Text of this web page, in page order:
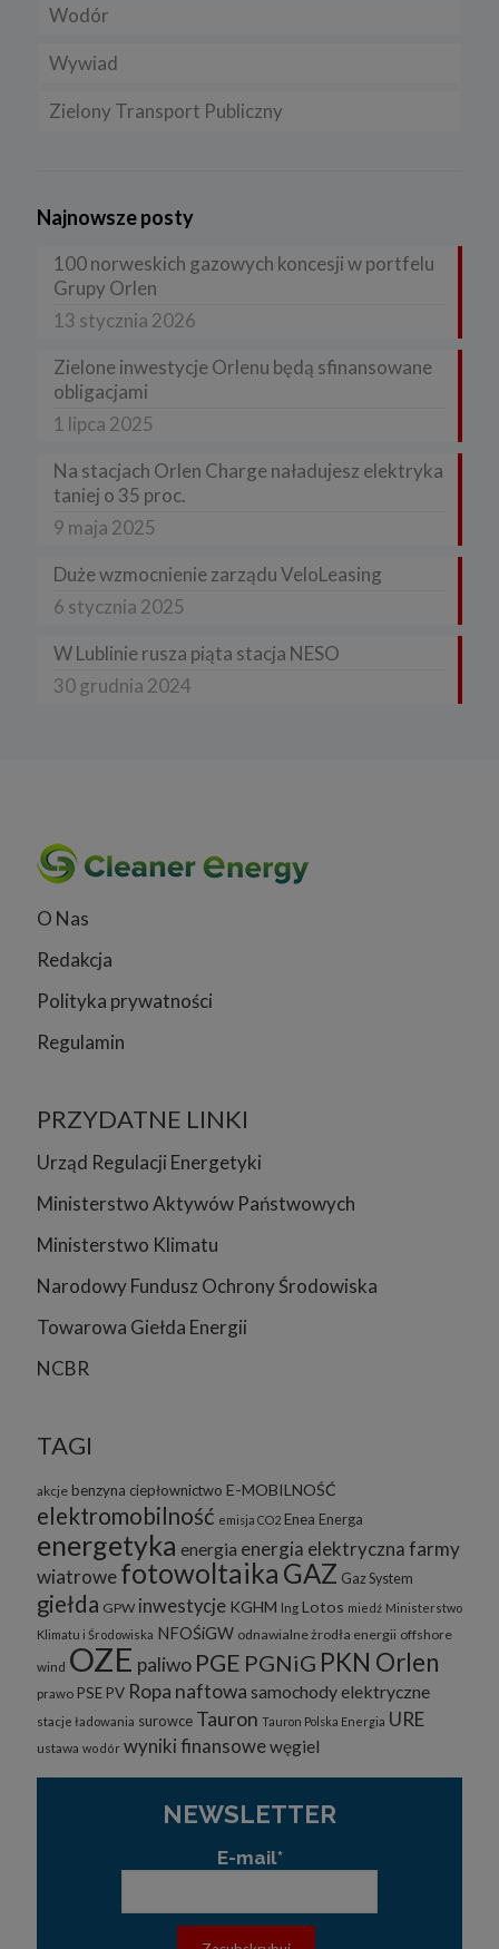
Wodór
Wywiad
Zielony Transport Publiczny
Najnowsze posty
100 norweskich gazowych koncesji w portfelu
Grupy Orlen
13 stycznia 2026
Zielone inwestycje Orlenu będą sfinansowane
obligacjami
1 lipca 2025
Na stacjach Orlen Charge naładujesz elektryka
taniej o 35 proc.
9 maja 2025
Duże wzmocnienie zarządu VeloLeasing
6 stycznia 2025
W Lublinie rusza piąta stacja NESO
30 grudnia 2024
O Nas
Redakcja
Polityka prywatności
Regulamin
PRZYDATNE LINKI
Urząd Regulacji Energetyki
Ministerstwo Aktywów Państwowych
Ministerstwo Klimatu
Narodowy Fundusz Ochrony Środowiska
Towarowa Giełda Energii
NCBR
TAGI
akcje benzyna ciepłownictwo E-MOBILNOŚĆ
elektromobilność emisja CO2 Enea Energa
energetyka energia energia elektrycznafarmy
wiatrowefotowoltaika GAZ Gaz System
giełda GPW inwestycje KGHM lng Lotos miedź Ministerstwo
Klimatu i Środowiska NFOŚiGW odnawialne żrodła energii offshore
wind OZE paliwo PGE PGNiG PKN Orlen
prawo PSE PV Ropa naftowa samochody elektryczne
stacje ładowania surowce Tauron Tauron Polska Energia URE
ustawa wodór wyniki finansowewęgiel
NEWSLETTER
E-mail*